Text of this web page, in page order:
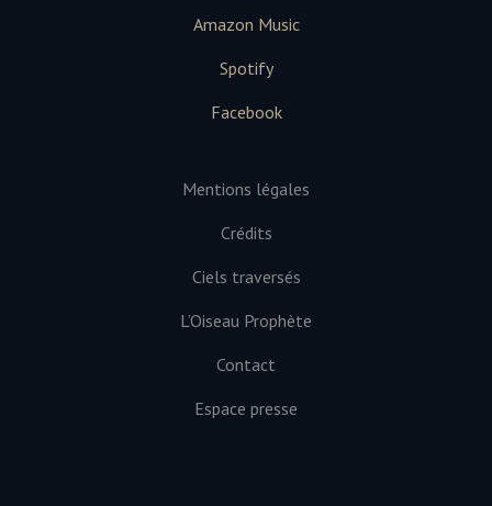
Amazon Music
Spotify
Facebook
Mentions légales
Crédits
Ciels traversés
L’Oiseau Prophète
Contact
Espace presse